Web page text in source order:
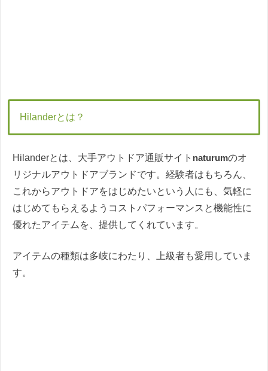
Hilanderとは？
Hilanderとは、大手アウトドア通販サイト naturumのオ
リジナルアウトドアブランドです。経験者はもちろん、
これからアウトドアをはじめたいという人にも、気軽に
はじめてもらえるようコストパフォーマンスと機能性に
優れたアイテムを、提供してくれています。
アイテムの種類は多岐にわたり、上級者も愛用していま
す。